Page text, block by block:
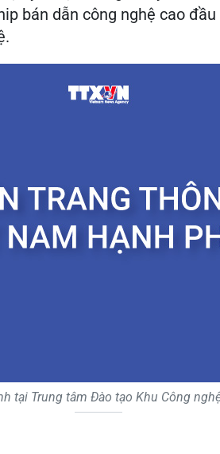
bán dẫn công nghệ cao